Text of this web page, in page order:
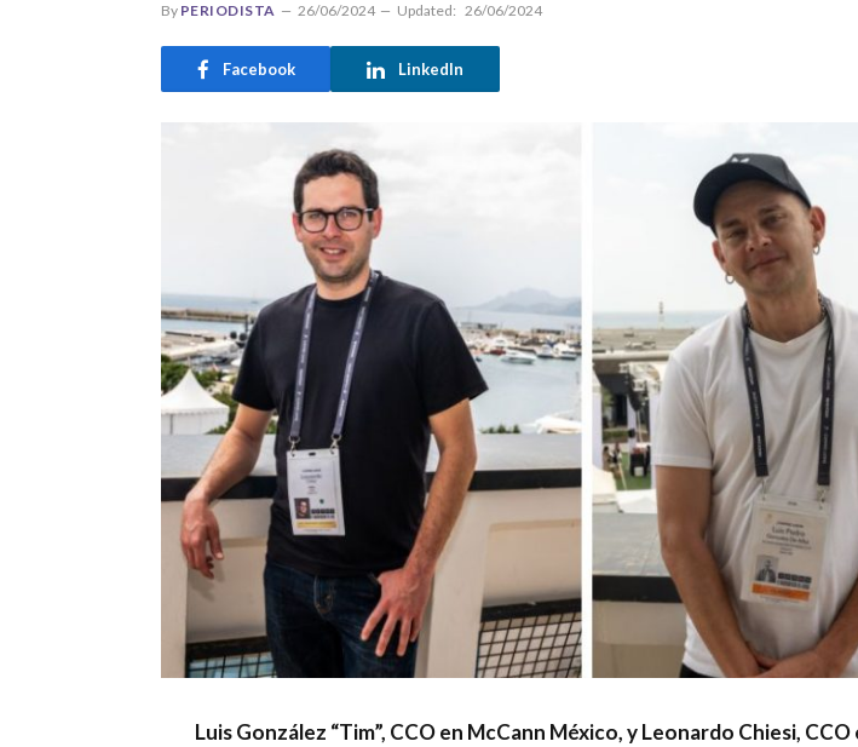
By PERIODISTA 26/06/2024 Updated: 26/06/2024
Facebook LinkedIn
Luis González “Tim”, CCO en McCann México, y Leonardo Chiesi, CCO